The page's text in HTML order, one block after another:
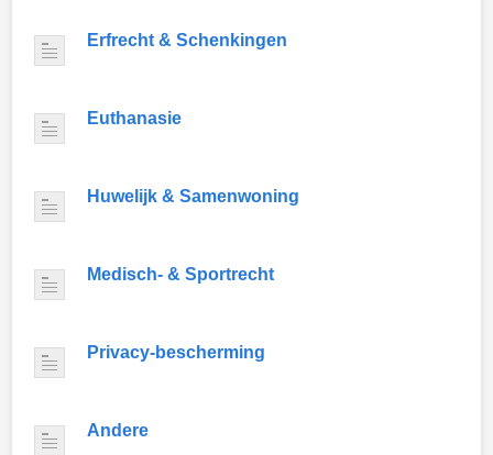
Erfrecht & Schenkingen
Euthanasie
Huwelijk & Samenwoning
Medisch- & Sportrecht
Privacy-bescherming
Andere